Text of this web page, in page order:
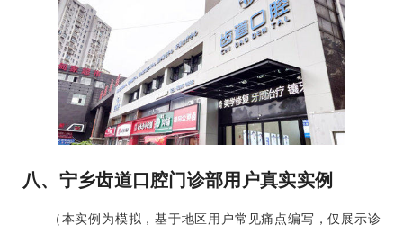
八、宁乡齿道口腔门诊部用户真实实例
（本实例为模拟，基于地区用户常见痛点编写，仅展示诊